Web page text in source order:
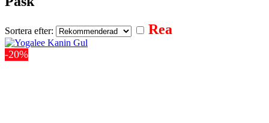
Sortera efter: Rea
-20%